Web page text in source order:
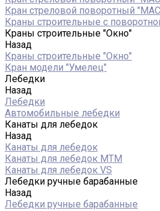
Кран стреловой поворотный
Краны строительные с
Краны строительные "Окно"
Назад
Краны строительные "Окно"
Кран модели "Умелец"
Лебедки
Назад
Лебедки
Автомобильные лебедки
Канаты для лебедок
Назад
Канаты для лебедок
Канаты для лебедок MTM
Канаты для лебедок VS
Лебедки ручные барабанные
Назад
Лебедки ручные барабанные